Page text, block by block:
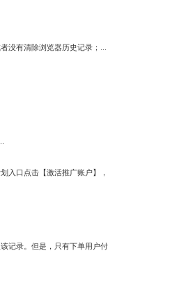
没有清除浏览器历史记录；...
入口点击【激活推广账户】，
记录。但是，只有下单用户付